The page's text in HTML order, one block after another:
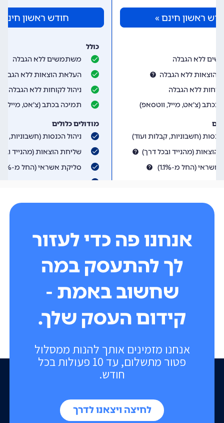
אנחנו מזמינים אותך להנות ממסלול
פטור מתשלום, עד 10 פעולות בכל
חודש.
לחיצה ויצאנו לדרך
אנחנו פה כדי לעזור
לך להתעסק במה
שחשוב באמת -
קידום העסק שלך.